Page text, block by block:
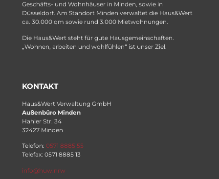
Geschäfts- und Wohnhäuser in Minden, sowie in
Düsseldorf. Am Standort Minden verwaltet die Haus&Wert
ca. 30.000 qm sowie rund 3.000 Mietwohnungen.
Die Haus&Wert steht für gute Hausgemeinschaften.
„Wohnen, arbeiten und wohlfühlen“ ist unser Ziel.
KONTAKT
Haus&Wert Verwaltung GmbH
Außenbüro Minden
Hahler Str. 34
32427 Minden
Telefon: 0571 8885 55
Telefax: 0571 8885 13
info@huw.nrw